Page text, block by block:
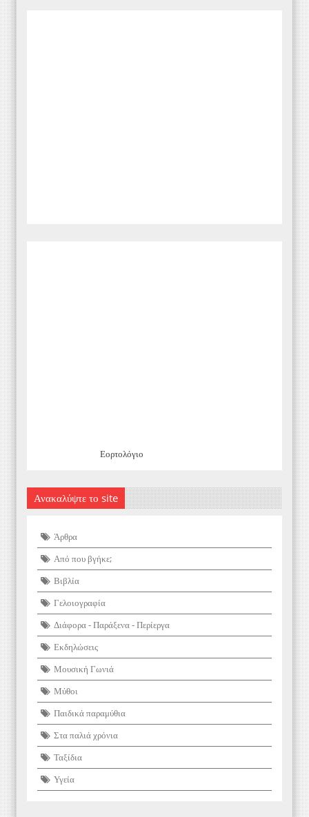
Εορτολόγιο
Ανακαλύψτε το site
Άρθρα
Από που βγήκε;
Βιβλία
Γελοιογραφία
Διάφορα - Παράξενα - Περίεργα
Εκδηλώσεις
Μουσική Γωνιά
Μύθοι
Παιδικά παραμύθια
Στα παλιά χρόνια
Ταξίδια
Υγεία